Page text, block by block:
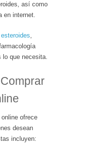
así como
en internet.
,
lo que necesita.
ofrece
desean
incluyen: